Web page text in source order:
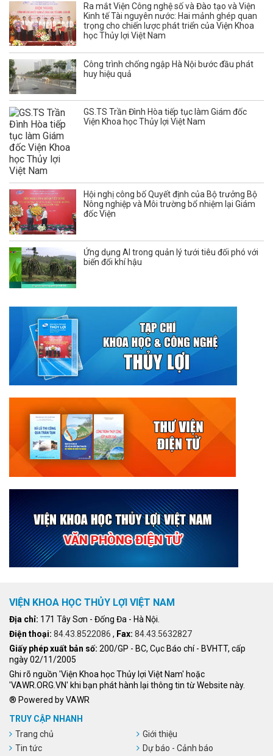
Ra mắt Viện Công nghệ số và Đào tạo và Viện
Kinh tế Tài nguyên nước: Hai mảnh ghép quan
trọng cho chiến lược phát triển của Viện Khoa
học Thủy lợi Việt Nam
Công trình chống ngập Hà Nội bước đầu phát
huy hiệu quả
GS.TS Trần Đình Hòa tiếp tục làm Giám đốc
Viện Khoa học Thủy lợi Việt Nam
Hội nghị công bố Quyết định của Bộ trưởng Bộ
Nông nghiệp và Môi trường bổ nhiệm lại Giám
đốc Viện
Ứng dụng AI trong quản lý tưới tiêu đối phó với
biến đổi khí hậu
VIỆN KHOA HỌC THỦY LỢI VIỆT NAM
Địa chỉ: 171 Tây Sơn - Đống Đa - Hà Nội.
Điện thoại: 84.43.8522086 , Fax: 84.43.5632827
Giấy phép xuất bản số: 200/GP - BC, Cục Báo chí - BVHTT, cấp
ngày 02/11/2005
Ghi rõ nguồn 'Viện Khoa học Thủy lợi Việt Nam' hoặc
'VAWR.ORG.VN' khi bạn phát hành lại thông tin từ Website này.
® Powered by VAWR
TRUY CẬP NHANH
Trang chủ
Giới thiệu
Tin tức
Dự báo - Cảnh báo